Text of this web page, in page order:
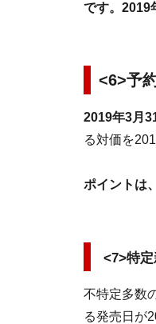
です。2019
<6>予
2019年3月
る対価を
ポイントは
<7>特
不特定多数
る発売日が